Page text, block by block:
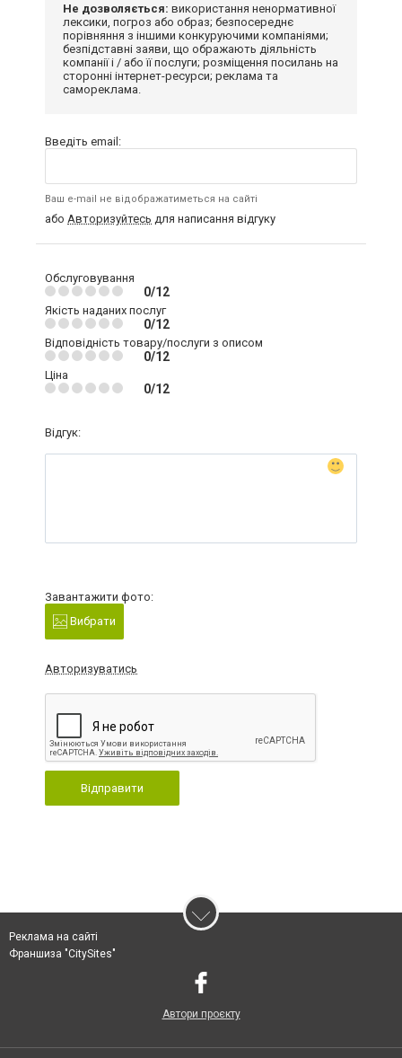
Не дозволяється: використання ненормативної
лексики, погроз або образ; безпосереднє
порівняння з іншими конкуруючими компаніями;
безпідставні заяви, що ображають діяльність
компанії і / або її послуги; розміщення посилань на
сторонні інтернет-ресурси; реклама та
самореклама.
Введіть email:
Ваш e-mail не відображатиметься на сайті
або Авторизуйтесь для написання відгуку
Обслуговування
0/12
Якість наданих послуг
0/12
Відповідність товару/послуги з описом
0/12
Ціна
0/12
Відгук:
Завантажити фото:
Вибрати
Авторизуватись
Відправити
Реклама на сайті
Франшиза "CitySites"
Автори проєкту